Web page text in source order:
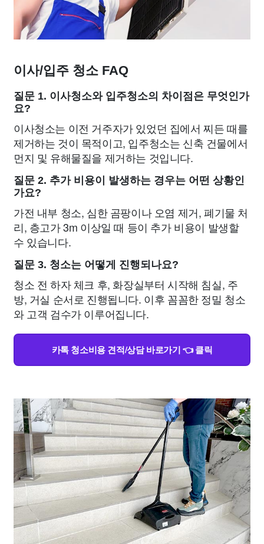
이사/입주 청소 FAQ
질문 1. 이사청소와 입주청소의 차이점은 무엇인가
요?
이사청소는 이전 거주자가 있었던 집에서 찌든 때를
제거하는 것이 목적이고, 입주청소는 신축 건물에서
먼지 및 유해물질을 제거하는 것입니다.
질문 2. 추가 비용이 발생하는 경우는 어떤 상황인
가요?
가전 내부 청소, 심한 곰팡이나 오염 제거, 폐기물 처
리, 층고가 3m 이상일 때 등이 추가 비용이 발생할
수 있습니다.
질문 3. 청소는 어떻게 진행되나요?
청소 전 하자 체크 후, 화장실부터 시작해 침실, 주
방, 거실 순서로 진행됩니다. 이후 꼼꼼한 정밀 청소
와 고객 검수가 이루어집니다.
카톡 청소비용 견적/상담 바로가기 👈 클릭